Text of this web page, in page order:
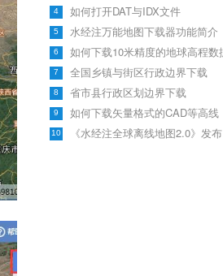
4 如何打开DAT与IDX文件
5 水经注万能地图下载器功能简介
6 如何下载10米精度的地球高程数
7 全国乡镇与街区行政边界下载
8 省市县行政区划边界下载
9 如何下载矢量格式的CAD等高线
10 《水经注全球离线地图2.0》发布